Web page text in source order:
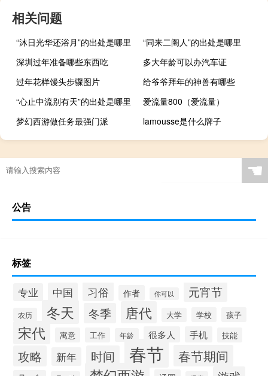
相关问题
“沐日光华还浴月”的出处是哪里
“同来二阁人”的出处是哪里
深圳过年准备哪些东西吃
多大年龄可以办汽车证
过年花样馒头步骤图片
给爷爷拜年的神兽有哪些
“心止中流别有天”的出处是哪里
爱流量800（爱流量）
梦幻西游做任务最强门派
lamousse是什么牌子
☚
公告
标签
专业 中国 习俗 作者 你可以 元宵节
农历 冬天 冬季 唐代 大学 学校 孩子
宋代 寓意 工作 年龄 很多人 手机 技能
攻略 新年 时间 春节 春节期间